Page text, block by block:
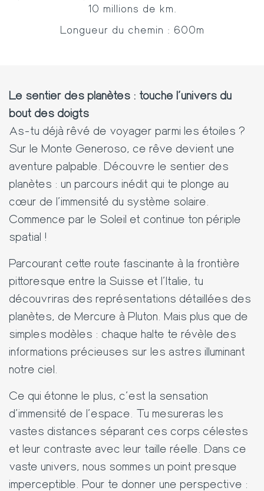
10 millions de km.
Longueur du chemin : 600m
Le sentier des planètes : touche l'univers du
bout des doigts
As-tu déjà rêvé de voyager parmi les étoiles ?
Sur le Monte Generoso, ce rêve devient une
aventure palpable. Découvre le sentier des
planètes : un parcours inédit qui te plonge au
cœur de l'immensité du système solaire.
Commence par le Soleil et continue ton périple
spatial !
Parcourant cette route fascinante à la frontière
pittoresque entre la Suisse et l'Italie, tu
découvriras des représentations détaillées des
planètes, de Mercure à Pluton. Mais plus que de
simples modèles : chaque halte te révèle des
informations précieuses sur les astres illuminant
notre ciel.
Ce qui étonne le plus, c'est la sensation
d'immensité de l'espace. Tu mesureras les
vastes distances séparant ces corps célestes
et leur contraste avec leur taille réelle. Dans ce
vaste univers, nous sommes un point presque
imperceptible. Pour te donner une perspective :